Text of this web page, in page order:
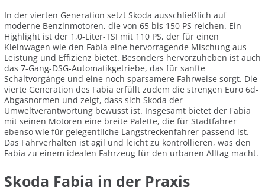
In der vierten Generation setzt Skoda ausschließlich auf
moderne Benzinmotoren, die von 65 bis 150 PS reichen. Ein
Highlight ist der 1,0-Liter-TSI mit 110 PS, der für einen
Kleinwagen wie den Fabia eine hervorragende Mischung aus
Leistung und Effizienz bietet. Besonders hervorzuheben ist auch
das 7-Gang-DSG-Automatikgetriebe, das für sanfte
Schaltvorgänge und eine noch sparsamere Fahrweise sorgt. Die
vierte Generation des Fabia erfüllt zudem die strengen Euro 6d-
Abgasnormen und zeigt, dass sich Skoda der
Umweltverantwortung bewusst ist. Insgesamt bietet der Fabia
mit seinen Motoren eine breite Palette, die für Stadtfahrer
ebenso wie für gelegentliche Langstreckenfahrer passend ist.
Das Fahrverhalten ist agil und leicht zu kontrollieren, was den
Fabia zu einem idealen Fahrzeug für den urbanen Alltag macht.
Skoda Fabia in der Praxis